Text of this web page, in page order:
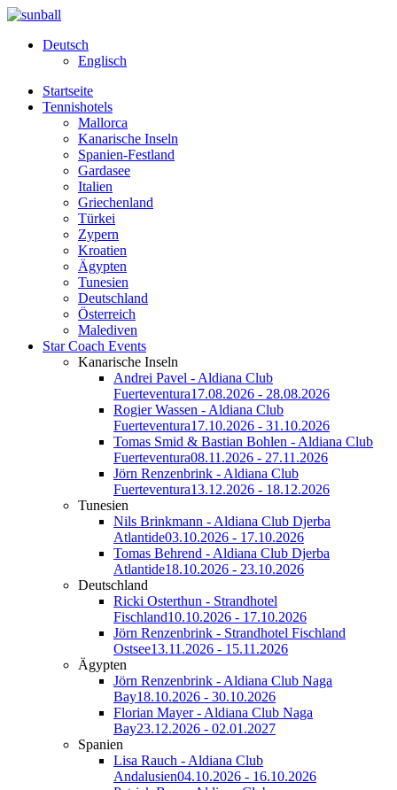
Deutsch
Englisch
Startseite
Tennishotels
Mallorca
Kanarische Inseln
Spanien-Festland
Gardasee
Italien
Griechenland
Türkei
Zypern
Kroatien
Ägypten
Tunesien
Deutschland
Österreich
Malediven
Star Coach Events
Kanarische Inseln
Andrei Pavel - Aldiana Club
Fuerteventura17.08.2026 - 28.08.2026
Rogier Wassen - Aldiana Club
Fuerteventura17.10.2026 - 31.10.2026
Tomas Smid & Bastian Bohlen - Aldiana Club
Fuerteventura08.11.2026 - 27.11.2026
Jörn Renzenbrink - Aldiana Club
Fuerteventura13.12.2026 - 18.12.2026
Tunesien
Nils Brinkmann - Aldiana Club Djerba
Atlantide03.10.2026 - 17.10.2026
Tomas Behrend - Aldiana Club Djerba
Atlantide18.10.2026 - 23.10.2026
Deutschland
Ricki Osterthun - Strandhotel
Fischland10.10.2026 - 17.10.2026
Jörn Renzenbrink - Strandhotel Fischland
Ostsee13.11.2026 - 15.11.2026
Ägypten
Jörn Renzenbrink - Aldiana Club Naga
Bay18.10.2026 - 30.10.2026
Florian Mayer - Aldiana Club Naga
Bay23.12.2026 - 02.01.2027
Spanien
Lisa Rauch - Aldiana Club
Andalusien04.10.2026 - 16.10.2026